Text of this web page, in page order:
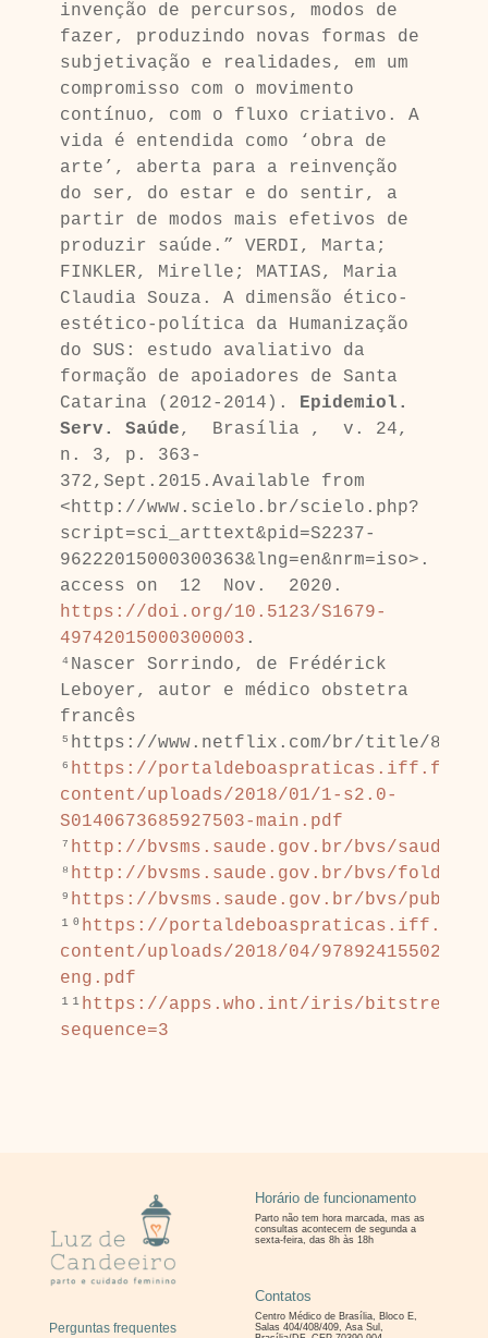
invenção de percursos, modos de
fazer, produzindo novas formas de
subjetivação e realidades, em um
compromisso com o movimento
contínuo, com o fluxo criativo. A
vida é entendida como ‘obra de
arte’,
aberta para a reinvenção
do ser, do estar e do sentir, a
partir de modos mais efetivos de
produzir saúde.” VERDI, Marta;
FINKLER, Mirelle; MATIAS, Maria
Claudia Souza. A dimensão ético-
estético-política da Humanização
do SUS: estudo avaliativo da
formação de apoiadores de Santa
Catarina (2012-2014).
Epidemiol.
Serv. Saúde,  Brasília ,  v. 24,
n. 3, p. 363-
372,Sept.2015.Available from
<http://www.scielo.br/scielo.php?
script=sci_arttext&pid=S2237-
96222015000300363&lng=en&nrm=iso>.
https://doi.org/10.5123/S1679-
49742015000300003 .
⁴Nascer Sorrindo, de Frédérick
Leboyer, autor e médico obstetra
francês
⁵https://www.netflix.com/br/title/
⁶ https://
content/uploads/2018/01/1-s2.0-
S0140673685927503-main.pdf
⁷ http://bvsms.saude.gov.br/bvs/
⁸http://bvsms.saude.gov.br/bvs/folder/
⁹ https://bvsms.saude.gov.br/bvs/
¹⁰ https://
content/uploads/2018/04/9789241550215-
eng.pdf
¹¹https://apps.who.int/iris/bitstream/handle/
sequence=3
Perguntas frequentes
Horário de funcionamento
Parto não tem hora marcada, mas as
consultas acontecem de segunda a
sexta-feira, das 8h às 18h
Contatos
Centro Médico de Brasília, Bloco E,
Salas 404/408/409, Asa Sul,